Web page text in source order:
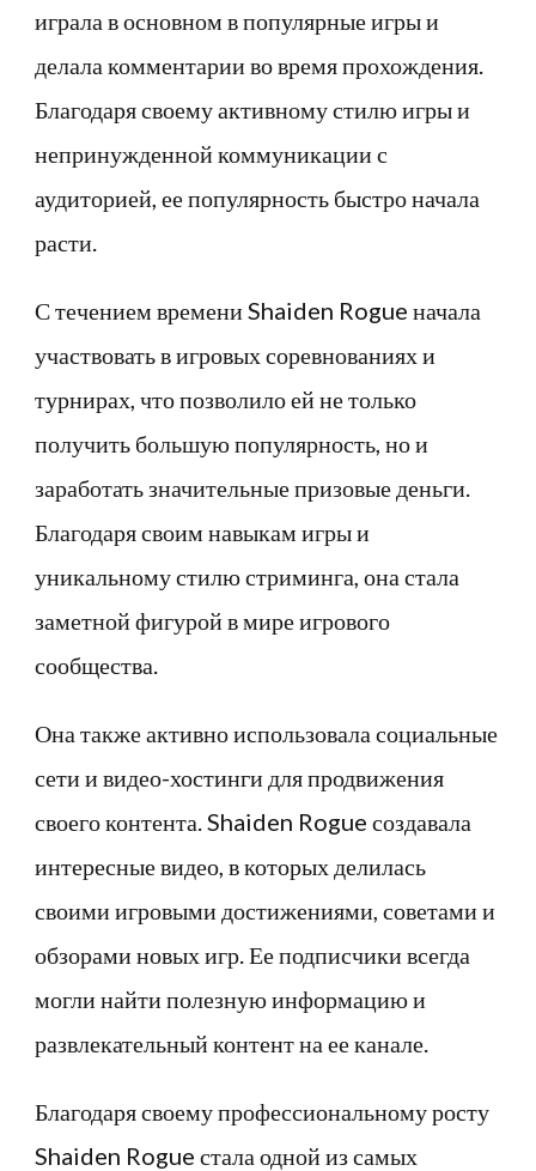
играла в основном в популярные игры и
делала комментарии во время прохождения.
Благодаря своему активному стилю игры и
непринужденной коммуникации с
аудиторией, ее популярность быстро начала
расти.
С течением времени Shaiden Rogue начала
участвовать в игровых соревнованиях и
турнирах, что позволило ей не только
получить большую популярность, но и
заработать значительные призовые деньги.
Благодаря своим навыкам игры и
уникальному стилю стриминга, она стала
заметной фигурой в мире игрового
сообщества.
Она также активно использовала социальные
сети и видео-хостинги для продвижения
своего контента. Shaiden Rogue создавала
интересные видео, в которых делилась
своими игровыми достижениями, советами и
обзорами новых игр. Ее подписчики всегда
могли найти полезную информацию и
развлекательный контент на ее канале.
Благодаря своему профессиональному росту
Shaiden Rogue стала одной из самых